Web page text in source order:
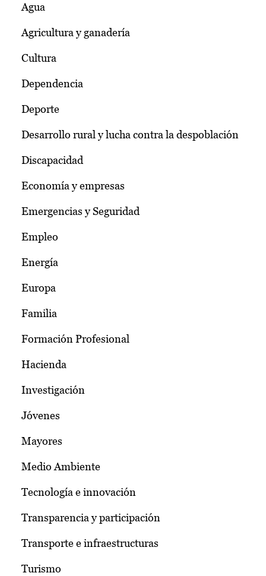
Agua
Agricultura y ganadería
Cultura
Dependencia
Deporte
Desarrollo rural y lucha contra la despoblación
Discapacidad
Economía y empresas
Emergencias y Seguridad
Empleo
Energía
Europa
Familia
Formación Profesional
Hacienda
Investigación
Jóvenes
Mayores
Medio Ambiente
Tecnología e innovación
Transparencia y participación
Transporte e infraestructuras
Turismo